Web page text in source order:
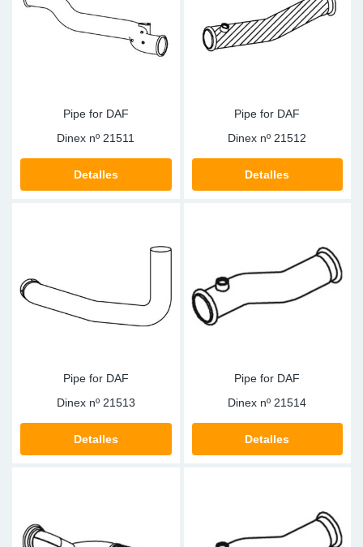
Pipe for DAF
Dinex nº 21511
Detalles
Pipe for DAF
Dinex nº 21512
Detalles
Pipe for DAF
Dinex nº 21513
Detalles
Pipe for DAF
Dinex nº 21514
Detalles